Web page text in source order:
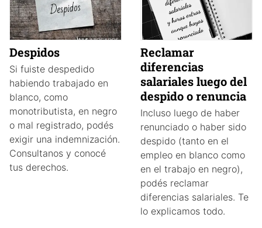
Despidos
Si fuiste despedido
habiendo trabajado en
blanco, como
monotributista, en negro
o mal registrado, podés
exigir una indemnización.
Consultanos y conocé
tus derechos.
Reclamar
diferencias
salariales luego del
despido o renuncia
Incluso luego de haber
renunciado o haber sido
despido (tanto en el
empleo en blanco como
en el trabajo en negro),
podés reclamar
diferencias salariales. Te
lo explicamos todo.